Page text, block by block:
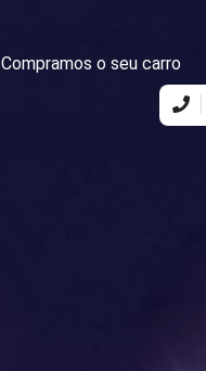
Compramos o seu carro